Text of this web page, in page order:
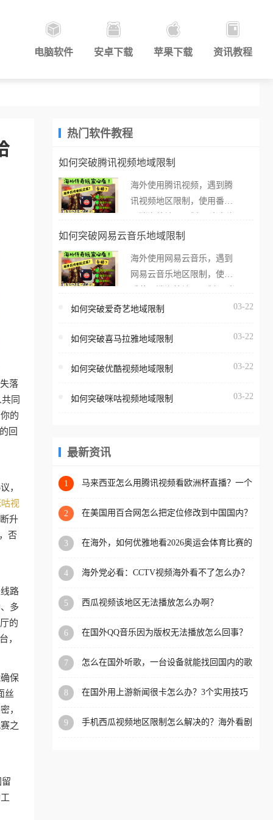
电脑软件 安卓下载 苹果下载 资讯教程
落
同
的
回
，
视
升
否
路
多
的
，
保
丝
，
之
热门软件教程
如何突破腾讯视频地域限制
海外使用腾讯视频，遇到腾
讯视频地区限制，使用番茄
外打开腾讯视频，却突然弹
地区无法播放”的提示语。
海外用户如香港、澳门、台
亚、欧洲等国家和地区时，
台一样，出现地区及版权限
地区播放。 遇到这个问题的
区工作、留学、定居等，都
权限制所困扰。
如何突破网易云音乐地域限制
海外使用网易云音乐，遇到
网易云音乐地区限制，使用
在海外打开网易云音乐，却
所在的地区无法播放”的提示
门、台湾、美国、加拿大、
区时，网易云音乐也会像其
回国加速器，即可解决「海
版权限制」的问题，无论人
国、加拿大、澳大利亚、欧
学、定居等，都可以使用，
扰。
如何突破爱奇艺地域限制 03-22
如何突破喜马拉雅地域限制 03-22
如何突破优酷视频地域限制 03-22
如何突破咪咕视频地域限制 03-22
最新资讯
1
马来西亚怎么用腾讯视频看欧洲杯直播？一个
2
在美国用百合网怎么把定位修改到中国国内？
3
在海外，如何优雅地看2026奥运会体育比赛的
4
海外党必看：CCTV视频海外看不了怎么办？
5 西瓜视频该地区无法播放怎么办啊？
6
在国外QQ音乐因为版权无法播放怎么回事？
7
怎么在国外听歌，一台设备就能找回国内的歌
8
在国外用上游新闻很卡怎么办？3个实用技巧
9
手机西瓜视频地区限制怎么解决的？海外看剧